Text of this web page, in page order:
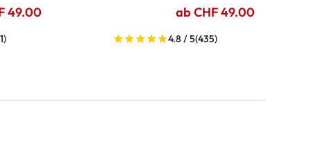
49.00 ab CHF 49.00
4.8 / 5(435)